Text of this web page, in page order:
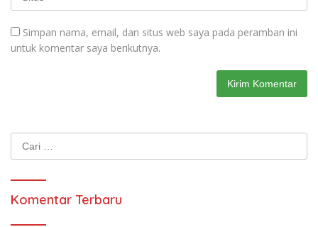
Simpan nama, email, dan situs web saya pada peramban ini
untuk komentar saya berikutnya.
Cari
untuk:
Komentar Terbaru